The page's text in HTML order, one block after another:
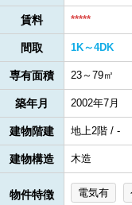
賃料 *****
間取 1K～4DK
専有面積 23～79㎡
築年月 2002年7月
建物階建 地上2階 / -
建物構造 木造
物件特徴 電気有